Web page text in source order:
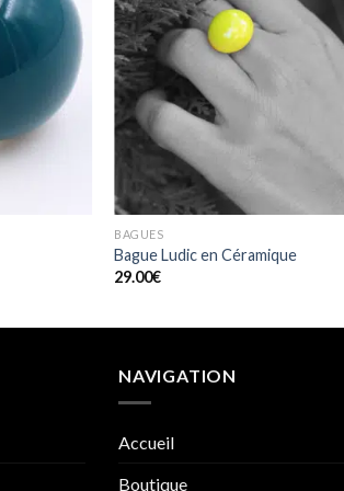
BAGUES
Bague Ludic en Céramique
29.00€
NAVIGATION
Accueil
Boutique